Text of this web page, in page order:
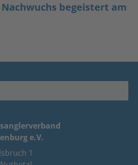
begeistert am
e.V.
1